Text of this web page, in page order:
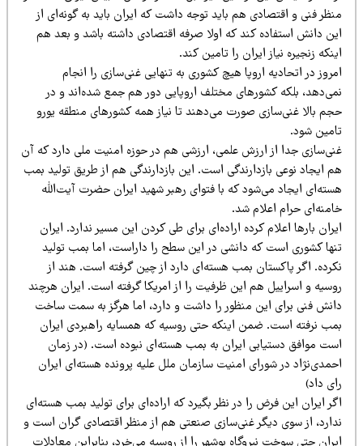
فنی و اقتصادی هم باید توجه داشت که ایران باید به گونه‌ای از
دانش استفاده کند که اولا صرفه اقتصادی داشته باشد و بعد هم
زنجیره نیاز ایران را تامین کند.
در اتحادیه اروپا هیچ کشوری به تنهایی غنی‌سازی را انجام
بلکه کشورهای مختلف اروپایی دور هم جمع شده‌اند و در
بالا غنی‌سازی صورت می‌دهند تا نیاز همه کشورهای منطقه یورو
شود.
جدا از ارزش علمی، ارزشی هم در حوزه امنیت ملی دارد که آن
ایجاد نوعی بازدارندگی است. این بازدارندگی هم از طریق تولید بمب
ایجاد می‌شود که با فتوای رهبر شهید ایران حضرت آیت‌الله
حرام اعلام شد.
بارها اعلام کرده اراده‌ای برای طی کردن این مسیر ندارد. ایران
کشوری است که دانشی در این سطح را داراست، اما بمب تولید
اگر پاکستان بمب هسته‌ای دارد از چین گرفته است. هند از
و اسراییل هم این ظرفیت را از امریکا گرفته است. ایران هرچند
فنی برای این منظور را داشت و دارد، اما هرگز به سمت ساخت
نرفته است. ضمن اینکه حتی روسیه که همسایه راهبردی ایران
موافق دستیابی ایران به بمب هسته‌ای نبوده است. (در زمان
در شورای امنیت سازمان ملل علیه پرونده هسته‌ای ایران
داد)
ایران این فرض را در نظر بگیرد که اراده‌ای برای تولید بمب هسته‌ای
از سوی دیگر غنی‌سازی صنعتی هم از منظر اقتصادی گران است و